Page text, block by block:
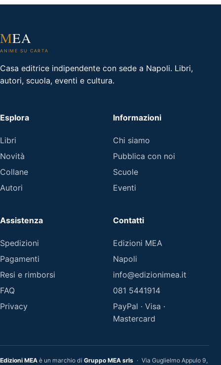
MEA
ANIME SU CARTA
Casa editrice indipendente con sede a Napoli. Libri,
autori, scuola, eventi e cultura.
Esplora
Libri
Novità
Collane
Autori
Informazioni
Chi siamo
Pubblica con noi
Scuole
Eventi
Assistenza
Spedizioni
Pagamenti
Resi e rimborsi
FAQ
Privacy
Contatti
Edizioni MEA
Napoli
info@edizionimea.it
081 5441914
PayPal · Visa ·
Mastercard
Edizioni MEA è un marchio di Gruppo MEA srls · Via Guglielmo Appulo 9,